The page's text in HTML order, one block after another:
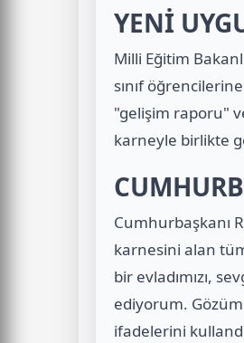
YENİ
Milli Eğitim
sınıf
"gelişim raporu"
karneyle birlikte
Cumhurbaşkanı
karnesini alan
bir evladımızı,
ediyorum.
ifadelerini